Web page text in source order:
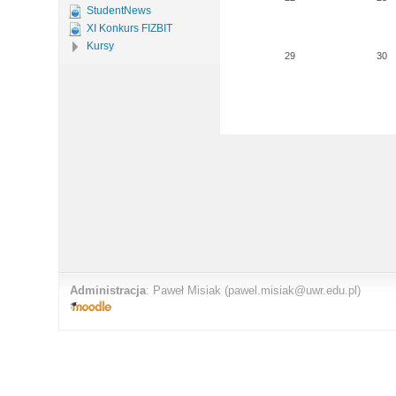
29 30
StudentNews
XI Konkurs FIZBIT
Kursy
Administracja: Paweł Misiak (pawel.misiak@uwr.edu.pl)